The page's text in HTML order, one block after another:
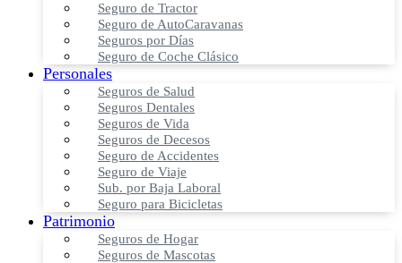
Seguro de Tractor
Seguro de AutoCaravanas
Seguros por Días
Seguro de Coche Clásico
Personales
Seguros de Salud
Seguros Dentales
Seguros de Vida
Seguros de Decesos
Seguro de Accidentes
Seguro de Viaje
Sub. por Baja Laboral
Seguro para Bicicletas
Patrimonio
Seguros de Hogar
Seguros de Mascotas